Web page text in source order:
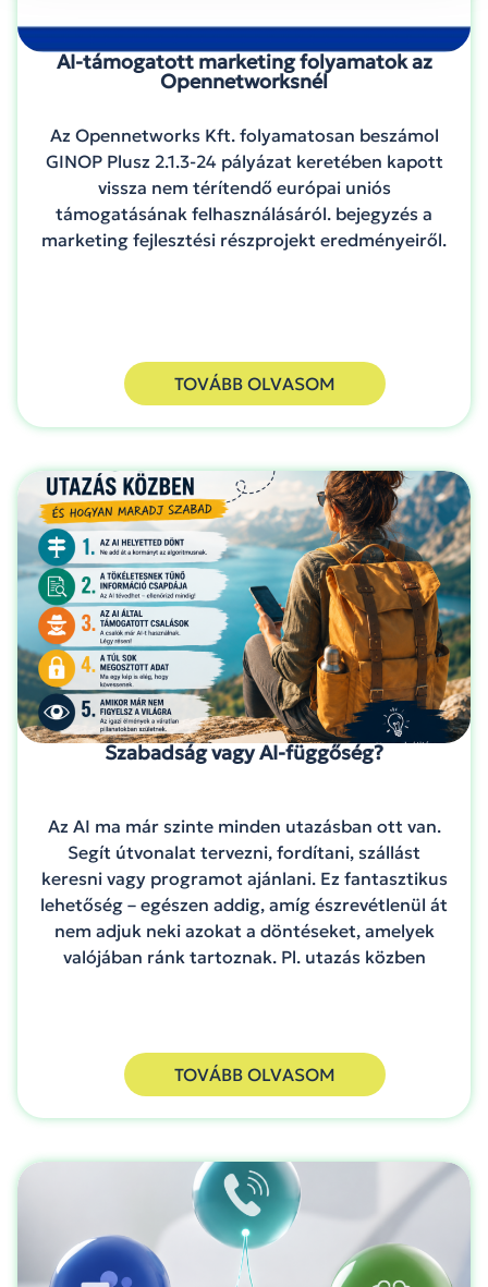
AI-támogatott marketing folyamatok az
Opennetworksnél
Az Opennetworks Kft. folyamatosan beszámol
GINOP Plusz 2.1.3-24 pályázat keretében kapott
vissza nem térítendő európai uniós
támogatásának felhasználásáról. bejegyzés a
marketing fejlesztési részprojekt eredményeiről.
TOVÁBB OLVASOM
Szabadság vagy AI-függőség?
Az AI ma már szinte minden utazásban ott van.
Segít útvonalat tervezni, fordítani, szállást
keresni vagy programot ajánlani. Ez fantasztikus
lehetőség – egészen addig, amíg észrevétlenül át
nem adjuk neki azokat a döntéseket, amelyek
valójában ránk tartoznak. Pl. utazás közben
TOVÁBB OLVASOM